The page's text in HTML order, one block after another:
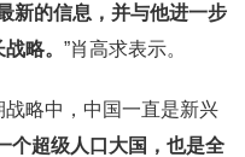
新的信息，并与他进一步
略。 ”肖高求表示。
略中，中国一直是新兴
个超级人口大国，也是全